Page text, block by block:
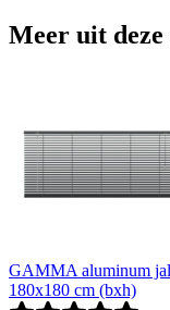
Meer uit deze
GAMMA aluminum
180x180 cm (bxh)